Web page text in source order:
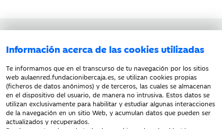
Información acerca de las cookies utilizadas
Te informamos que en el transcurso de tu navegación por los sitios
web aulaenred.fundacionibercaja.es, se utilizan cookies propias
(ficheros de datos anónimos) y de terceros, las cuales se almacenan
en el dispositivo del usuario, de manera no intrusiva. Estos datos se
utilizan exclusivamente para habilitar y estudiar algunas interacciones
de la navegación en un sitio Web, y acumulan datos que pueden ser
actualizados y recuperados.
Política de privacidad
Política de cookies